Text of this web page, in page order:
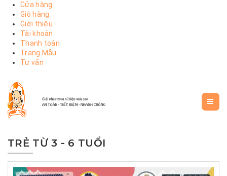
Cửa hàng
Giỏ hàng
Giới thiệu
Tài khoản
Thanh toán
Trang Mẫu
Tư vấn
TRẺ TỪ 3 - 6 TUỔI